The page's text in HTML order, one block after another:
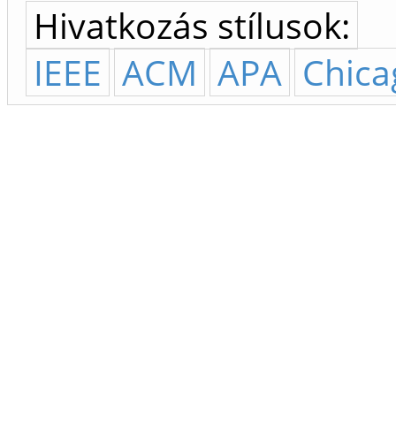
Hivatkozás stílusok:
IEEE ACM APA